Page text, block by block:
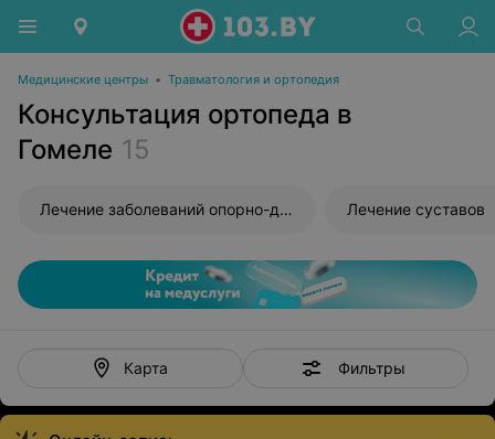
Медицинские центры • Травматология и ортопедия
Консультация ортопеда в
Гомеле 15
Лечение заболеваний опорно-двигательного аппарата Лечение суставов
Карта Фильтры